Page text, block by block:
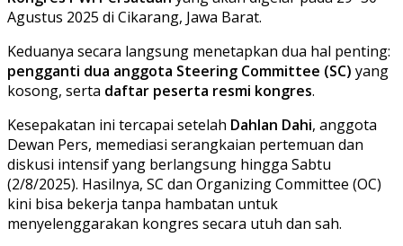
Agustus 2025 di Cikarang, Jawa Barat.
Keduanya secara langsung menetapkan dua hal penting:
pengganti dua anggota Steering Committee (SC) yang
kosong, serta daftar peserta resmi kongres.
Kesepakatan ini tercapai setelah Dahlan Dahi, anggota
Dewan Pers, memediasi serangkaian pertemuan dan
diskusi intensif yang berlangsung hingga Sabtu
(2/8/2025). Hasilnya, SC dan Organizing Committee (OC)
kini bisa bekerja tanpa hambatan untuk
menyelenggarakan kongres secara utuh dan sah.